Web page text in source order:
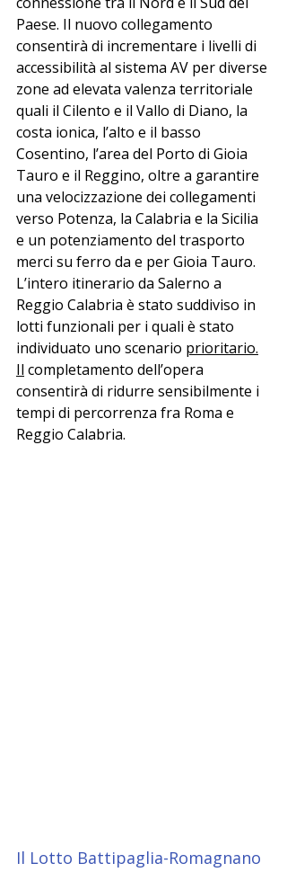
Paese. Il nuovo collegamento
consentirà di incrementare i livelli di
accessibilità al sistema AV per diverse
zone ad elevata valenza territoriale
quali il Cilento e il Vallo di Diano, la
costa ionica, l’alto e il basso
Cosentino, l’area del Porto di Gioia
Tauro e il Reggino, oltre a garantire
una velocizzazione dei collegamenti
verso Potenza, la Calabria e la Sicilia
e un potenziamento del trasporto
merci su ferro da e per Gioia Tauro.
L’intero itinerario da Salerno a
Reggio Calabria è stato suddiviso in
lotti funzionali per i quali è stato
individuato uno scenario prioritario.
Il completamento dell’opera
consentirà di ridurre sensibilmente i
tempi di percorrenza fra Roma e
Reggio Calabria.
Il Lotto Battipaglia-Romagnano